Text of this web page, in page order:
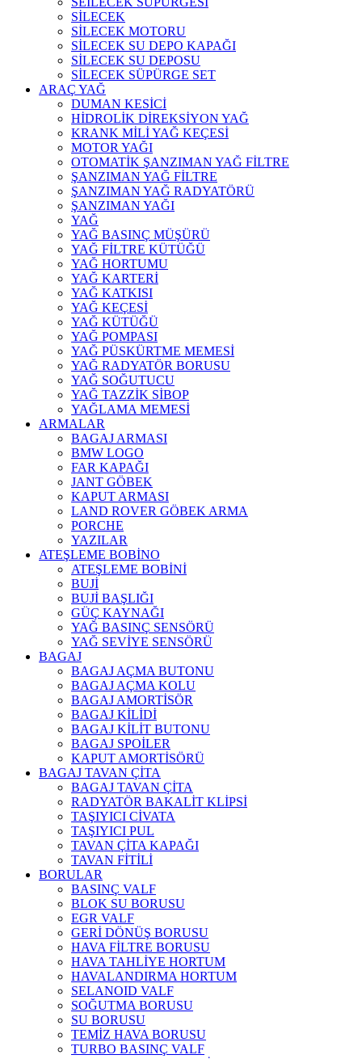
SİLECEK
SİLECEK MOTORU
SİLECEK SU DEPO KAPAĞI
SİLECEK SU DEPOSU
SİLECEK SÜPÜRGE SET
ARAÇ YAĞ
DUMAN KESİCİ
HİDROLİK DİREKSİYON YAĞ
KRANK MİLİ YAĞ KEÇESİ
MOTOR YAĞI
OTOMATİK ŞANZIMAN YAĞ FİLTRE
ŞANZIMAN YAĞ FİLTRE
ŞANZIMAN YAĞ RADYATÖRÜ
ŞANZIMAN YAĞI
YAĞ
YAĞ BASINÇ MÜŞÜRÜ
YAĞ FİLTRE KÜTÜĞÜ
YAĞ HORTUMU
YAĞ KARTERİ
YAĞ KATKISI
YAĞ KEÇESİ
YAĞ KÜTÜĞÜ
YAĞ POMPASI
YAĞ PÜSKÜRTME MEMESİ
YAĞ RADYATÖR BORUSU
YAĞ SOĞUTUCU
YAĞ TAZZİK SİBOP
YAĞLAMA MEMESİ
ARMALAR
BAGAJ ARMASI
BMW LOGO
FAR KAPAĞI
JANT GÖBEK
KAPUT ARMASI
LAND ROVER GÖBEK ARMA
PORCHE
YAZILAR
ATEŞLEME BOBİNO
ATEŞLEME BOBİNİ
BUJİ
BUJİ BAŞLIĞI
GÜÇ KAYNAĞI
YAĞ BASINÇ SENSÖRÜ
YAĞ SEVİYE SENSÖRÜ
BAGAJ
BAGAJ AÇMA BUTONU
BAGAJ AÇMA KOLU
BAGAJ AMORTİSÖR
BAGAJ KİLİDİ
BAGAJ KİLİT BUTONU
BAGAJ SPOİLER
KAPUT AMORTİSÖRÜ
BAGAJ TAVAN ÇİTA
BAGAJ TAVAN ÇİTA
RADYATÖR BAKALİT KLİPSİ
TAŞIYICI CİVATA
TAŞIYICI PUL
TAVAN ÇİTA KAPAĞI
TAVAN FİTİLİ
BORULAR
BASINÇ VALF
BLOK SU BORUSU
EGR VALF
GERİ DÖNÜŞ BORUSU
HAVA FİLTRE BORUSU
HAVA TAHLİYE HORTUM
HAVALANDIRMA HORTUM
SELANOID VALF
SOĞUTMA BORUSU
SU BORUSU
TEMİZ HAVA BORUSU
TURBO BASINÇ VALF